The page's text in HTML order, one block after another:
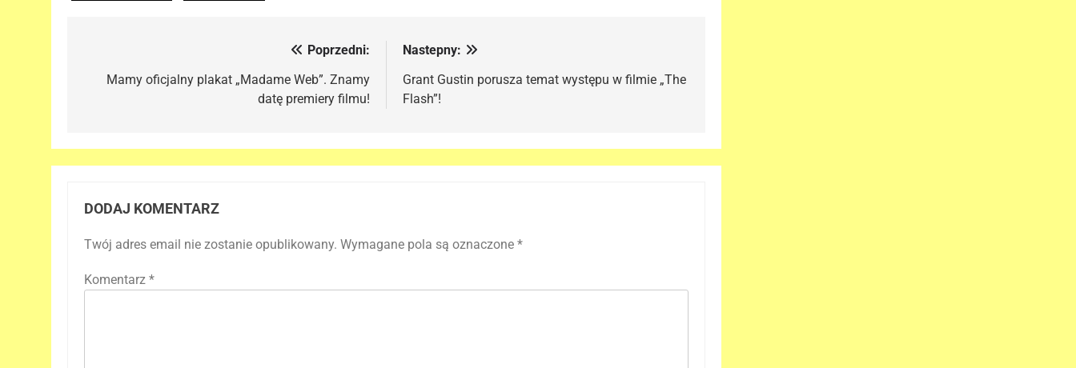
wpisu
Poprzedni:
Mamy oficjalny plakat „Madame Web”. Znamy
datę premiery filmu!
Nastepny:
Grant Gustin porusza temat występu w filmie „The
Flash”!
DODAJ KOMENTARZ
Twój adres email nie zostanie opublikowany. Wymagane pola są oznaczone *
Komentarz *